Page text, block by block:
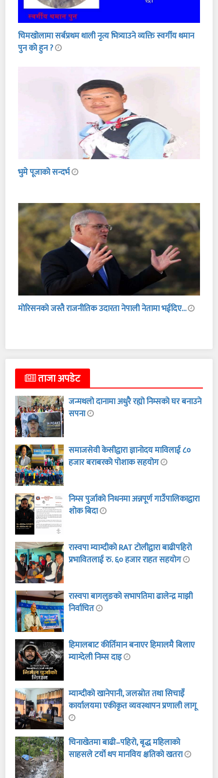
चिमखोलामा सर्बप्रथम थाली नृत्य भित्र्याउने व्यक्ति स्वर्गीय थमान
पुन काे हुन ?
भुमे पूजाको सन्दर्भ
मोरिसनको जस्तै राजनीतिक उदारता नेपाली नेतामा भईदिए…
ताजा अपडेट
जन्मथलो दानामा अधुरै रह्यो निम्सको घर बनाउने
सपना
समाजसेवी केसीद्वारा ज्ञानोदय माविलाई ८०
हजार बराबरको पोशाक सहयोग
निम्स पुर्जाको निधनमा अन्नपूर्ण गाउँपालिकाद्वारा
शोक बिदा
रास्वपा म्याग्दीको RAT टोलीद्वारा बाढीपहिरो
प्रभावितलाई रु. ६० हजार राहत सहयोग
रास्वपा बागलुङको सभापतिमा ढालेन्द्र माझी
निर्वाचित
हिमालबाट कीर्तिमान बनाएर हिमालमै बिलाए
म्याग्देली निम्स दाइ
म्याग्दीको खानेपानी, जलस्रोत तथा सिचाइँ
कार्यालयमा एकीकृत व्यवस्थापन प्रणाली लागू
चिनाखेतमा बाढी–पहिरो, बृद्ध महिलाको
साहसले टर्यो थप मानविय क्षतिको खतरा